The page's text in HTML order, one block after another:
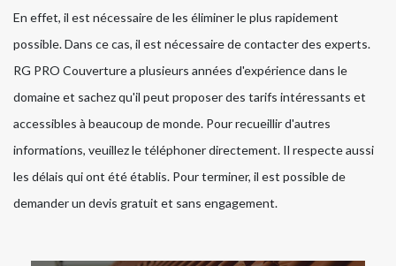
En effet, il est nécessaire de les éliminer le plus rapidement
possible. Dans ce cas, il est nécessaire de contacter des experts.
RG PRO Couverture a plusieurs années d'expérience dans le
domaine et sachez qu'il peut proposer des tarifs intéressants et
accessibles à beaucoup de monde. Pour recueillir d'autres
informations, veuillez le téléphoner directement. Il respecte aussi
les délais qui ont été établis. Pour terminer, il est possible de
demander un devis gratuit et sans engagement.